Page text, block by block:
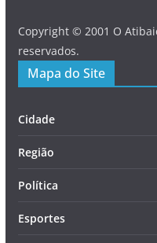
Copyright © 2001 O
reservados.
Mapa do Site
Cidade
Região
Política
Esportes